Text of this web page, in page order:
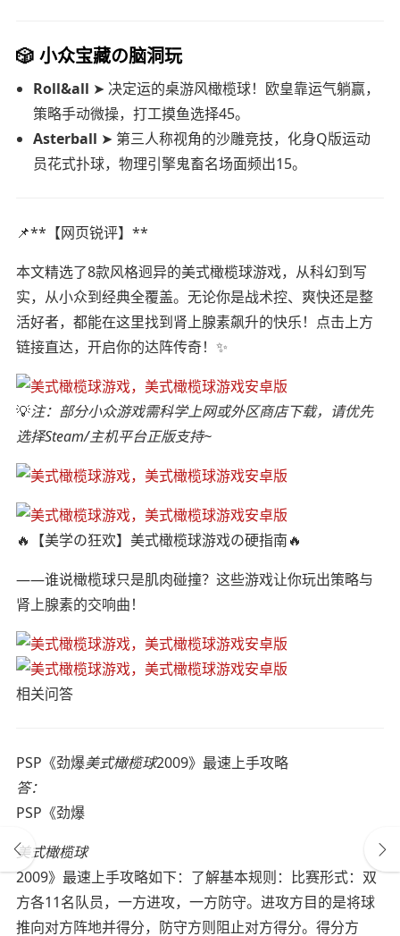
🎲 小众宝藏の脑洞玩
Roll&all ➤ 决定运的桌游风橄榄球！欧皇靠运气躺赢，
策略手动微操，打工摸鱼选择45。
Asterball ➤ 第三人称视角的沙雕竞技，化身Q版运动
员花式扑球，物理引擎鬼畜名场面频出15。
📌**【网页锐评】**
本文精选了8款风格迥异的美式橄榄球游戏，从科幻到写
实，从小众到经典全覆盖。无论你是战术控、爽快还是整
活好者，都能在这里找到肾上腺素飙升的快乐！点击上方
链接直达，开启你的达阵传奇！✨
💡注：部分小众游戏需科学上网或外区商店下载，请优先
选择Steam/主机平台正版支持~
🔥【美学の狂欢】美式橄榄球游戏の硬指南🔥
——谁说橄榄球只是肌肉碰撞？这些游戏让你玩出策略与
肾上腺素的交响曲！
相关问答
PSP《劲爆美式橄榄球2009》最速上手攻略
答：
PSP《劲爆
美式橄榄球
2009》最速上手攻略如下：了解基本规则：比赛形式：双
方各11名队员，一方进攻，一方防守。进攻方目的是将球
推向对方阵地并得分，防守方则阻止对方得分。得分方